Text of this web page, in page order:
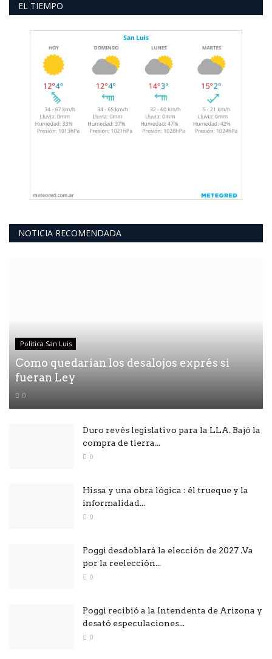
EL TIEMPO
NOTICIA RECOMENDADA
Política San Luis
Como quedarían los desalojos exprés si
fueran Ley
0
Duro revés legislativo para la LLA. Bajó la
compra de tierra...
0
Hissa y una obra lógica : él trueque y la
informalidad...
0
Poggi desdoblará la elección de 2027 .Va
por la reelección...
0
Poggi recibió a la Intendenta de Arizona y
desató especulaciones...
0